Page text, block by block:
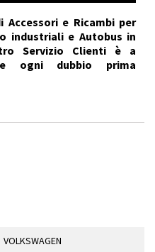
Accessori e Ricambi per
industriali e Autobus in
Servizio Clienti è a
ogni dubbio prima
VOLKSWAGEN